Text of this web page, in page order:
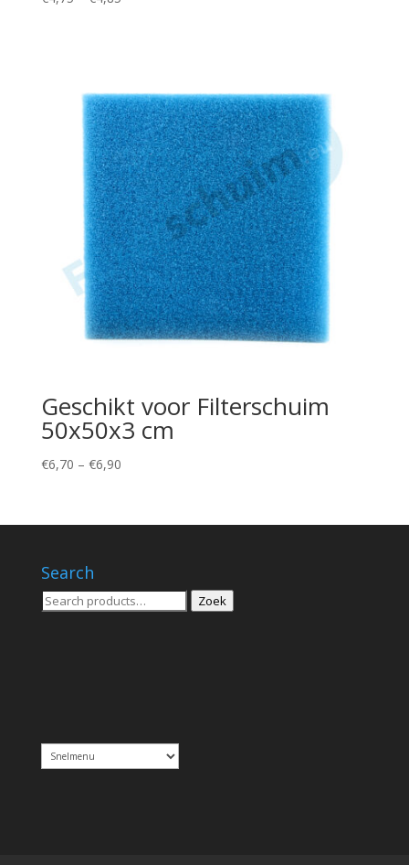
Geschikt voor Filterschuim
50x50x3 cm
€6,70 – €6,90Price
through
Search
Zoeken
Zoek